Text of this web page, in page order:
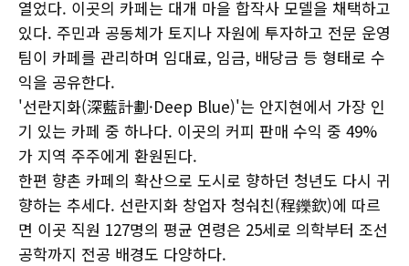
열었다. 이곳의 카페는 대개 마을 합작사 모델을 채택하고
있다. 주민과 공동체가 토지나 자원에 투자하고 전문 운영
팀이 카페를 관리하며 임대료, 임금, 배당금 등 형태로 수
익을 공유한다.
'선란지화(深藍計劃·Deep Blue)'는 안지현에서 가장 인
기 있는 카페 중 하나다. 이곳의 커피 판매 수익 중 49%
가 지역 주주에게 환원된다.
한편 향촌 카페의 확산으로 도시로 향하던 청년도 다시 귀
향하는 추세다. 선란지화 창업자 청숴친(程鑠欽)에 따르
면 이곳 직원 127명의 평균 연령은 25세로 의학부터 조선
공학까지 전공 배경도 다양하다.